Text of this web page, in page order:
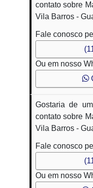
contato sobre
Vila Barros -
Fale conosco
Ou em nosso
Gostaria de
contato sobre
Vila Barros -
Fale conosco
Ou em nosso